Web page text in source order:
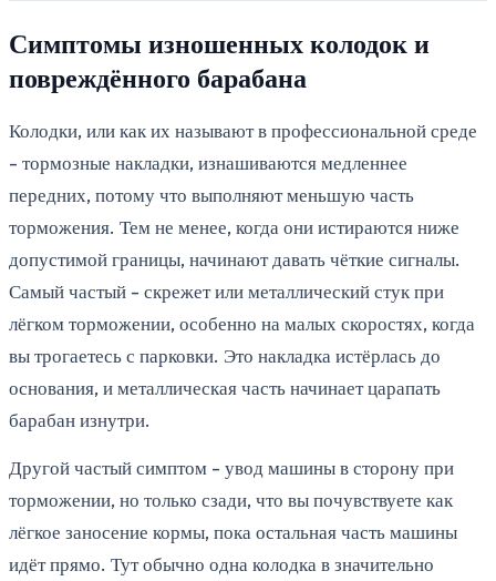
Симптомы изношенных колодок и
повреждённого барабана
Колодки, или как их называют в профессиональной среде
- тормозные накладки, изнашиваются медленнее
передних, потому что выполняют меньшую часть
торможения. Тем не менее, когда они истираются ниже
допустимой границы, начинают давать чёткие сигналы.
Самый частый - скрежет или металлический стук при
лёгком торможении, особенно на малых скоростях, когда
вы трогаетесь с парковки. Это накладка истёрлась до
основания, и металлическая часть начинает царапать
барабан изнутри.
Другой частый симптом - увод машины в сторону при
торможении, но только сзади, что вы почувствуете как
лёгкое заносение кормы, пока остальная часть машины
идёт прямо. Тут обычно одна колодка в значительно